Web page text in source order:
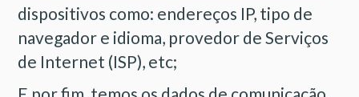
dispositivos como: endereços IP, tipo de
navegador e idioma, provedor de Serviços
de Internet (ISP), etc;